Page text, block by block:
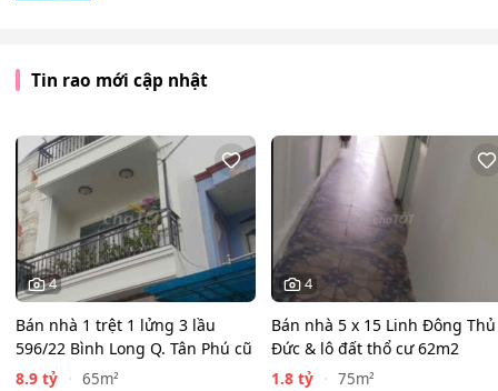
Tin rao mới cập nhật
4
Bán nhà 1 trệt 1 lửng 3 lầu
596/22 Bình Long Q. Tân Phú cũ
8.9 tỷ
65m²
4
Bán nhà 5 x 15 Linh Đông Thủ
Đức & lô đất thổ cư 62m2
1.8 tỷ
75m²